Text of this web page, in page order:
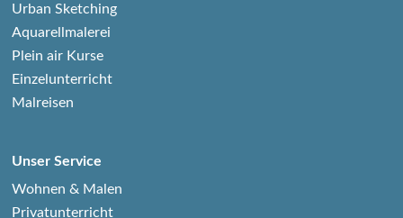
Urban Sketching
Aquarellmalerei
Plein air Kurse
Einzelunterricht
Malreisen
Unser Service
Wohnen & Malen
Privatunterricht